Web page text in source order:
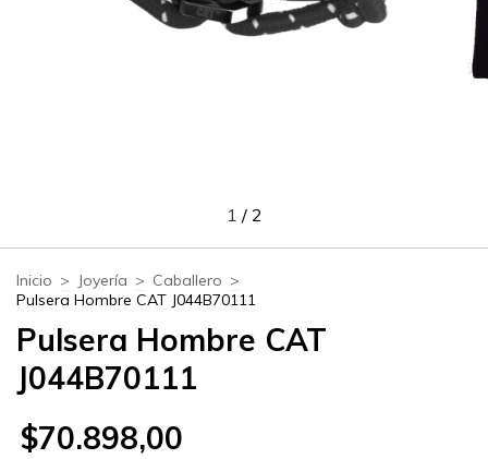
1 / 2
Inicio > Joyería > Caballero >
Pulsera Hombre CAT J044B70111
Pulsera Hombre CAT
J044B70111
$70.898,00